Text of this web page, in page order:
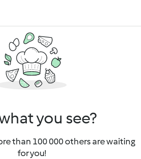
you see?
than 100 000 others are waiting
for you!